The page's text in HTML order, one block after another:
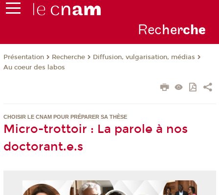
Recherche
Présentation Recherche
Diffusion, vulgarisation, médias
Au coeur des labos
CHOISIR LE CNAM POUR PRÉPARER SA THÈSE
Micro-trottoir : La parole à nos
doctorant.e.s